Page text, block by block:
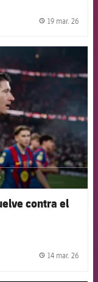
19 mar. 26
badge
contra el
14 mar. 26